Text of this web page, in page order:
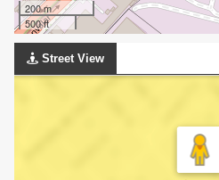
200 m
500 ft
Street View